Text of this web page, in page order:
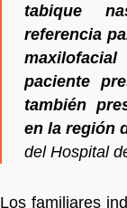
tabique
referencia
paciente
también
en la región
del Hospital
Los familiares